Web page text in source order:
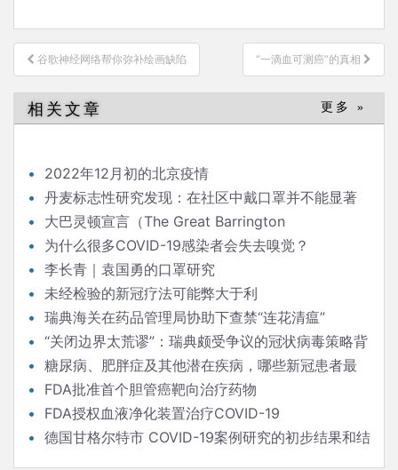
文
章
导
航
谷歌神经网络帮你弥补绘画缺陷 “一滴血可测癌”的真相
相关文章 更多 »
2022年12月初的北京疫情
丹麦标志性研究发现：在社区中戴口罩并不能显著
降低（新冠）感染率
大巴灵顿宣言（The Great Barrington
Declaration）
为什么很多COVID-19感染者会失去嗅觉？
李长青｜袁国勇的口罩研究
未经检验的新冠疗法可能弊大于利
瑞典海关在药品管理局协助下查禁“连花清瘟”
“关闭边界太荒谬”：瑞典颇受争议的冠状病毒策略背
后的流行病学家
糖尿病、肥胖症及其他潜在疾病，哪些新冠患者最
危险？
FDA批准首个胆管癌靶向治疗药物
FDA授权血液净化装置治疗COVID-19
德国甘格尔特市 COVID-19案例研究的初步结果和结